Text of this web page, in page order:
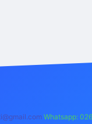
Whatsapp: